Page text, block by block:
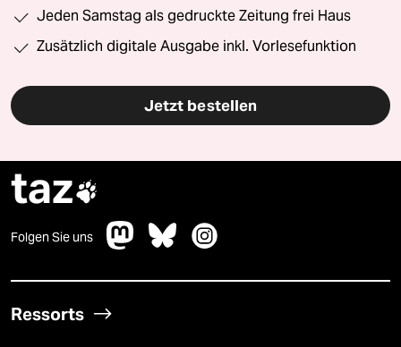
Jeden Samstag als gedruckte Zeitung frei Haus
Zusätzlich digitale Ausgabe inkl. Vorlesefunktion
Jetzt bestellen
taz
Folgen Sie uns
Ressorts